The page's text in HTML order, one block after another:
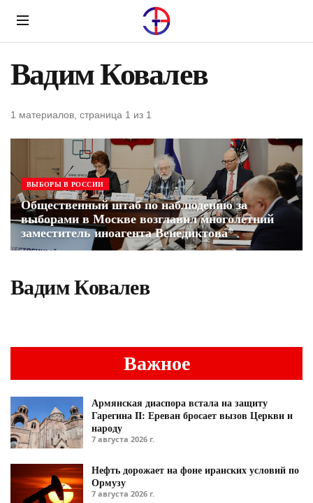
Menu
Вадим Ковалев
1 материалов, страница 1 из 1
ВЫБОРЫ В РОССИИ
Общественный штаб по наблюдению за
выборами в Москве возглавил многолетний
заместитель иноагента Венедиктова*
Вадим Ковалев
Важное
Армянская диаспора встала на защиту
Гарегина II: Ереван бросает вызов Церкви и
народу
7 августа 2026 г.
Нефть дорожает на фоне иранских условий по
Ормузу
7 августа 2026 г.